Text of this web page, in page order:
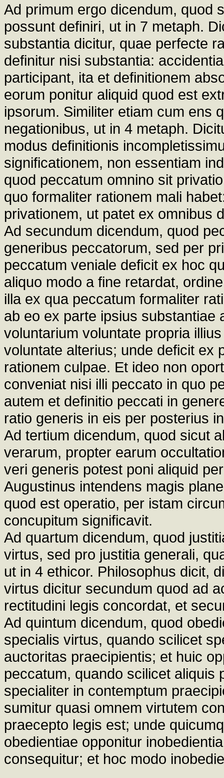
Ad primum ergo dicendum, quod
possunt definiri, ut in 7 metaph.
substantia dicitur, quae perfecte
definitur nisi substantia:
participant, ita et definitionem
eorum ponitur aliquid quod est
ipsorum. Similiter etiam cum ens
negationibus, ut in 4 metaph.
modus definitionis
significationem, non essentiam
quod peccatum omnino sit
quo formaliter rationem mali
privationem, ut patet ex omnibus
Ad secundum dicendum, quod
generibus peccatorum, sed per
peccatum veniale deficit ex hoc
aliquo modo a fine retardat,
illa ex qua peccatum formaliter
ab eo ex parte ipsius substantiae
voluntarium voluntate propria
voluntate alterius; unde deficit ex
rationem culpae. Et ideo non
conveniat nisi illi peccato in quo
autem et definitio peccati in
ratio generis in eis per posterius
Ad tertium dicendum, quod sicut
verarum, propter earum
veri generis potest poni aliquid
Augustinus intendens magis
quod est operatio, per istam
concupitum significavit.
Ad quartum dicendum, quod
virtus, sed pro justitia generali,
ut in 4 ethicor. Philosophus dicit,
virtus dicitur secundum quod ad
rectitudini legis concordat, et
Ad quintum dicendum, quod
specialis virtus, quando scilicet
auctoritas praecipientis; et huic
peccatum, quando scilicet aliquis
specialiter in contemptum
sumitur quasi omnem virtutem
praecepto legis est; unde
obedientiae opponitur
consequitur; et hoc modo